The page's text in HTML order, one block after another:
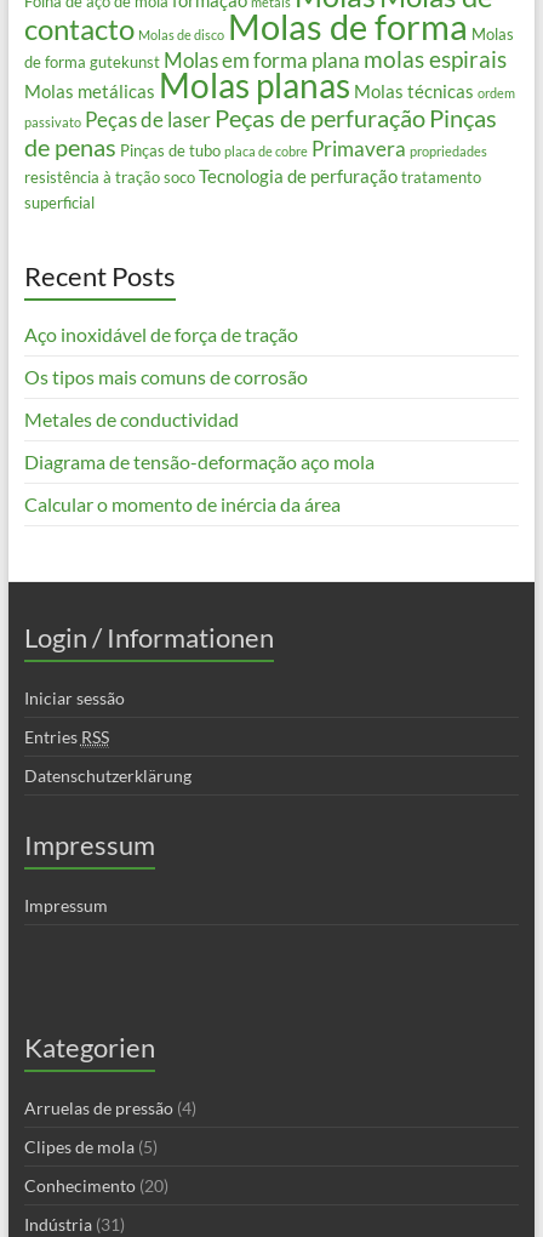
contacto Molas de disco Molas de forma Molas
de forma gutekunst Molas em forma plana molas espirais
Molas metálicas Molas planas Molas técnicas ordem
passivato Peças de laser Peças de perfuração Pinças
de penas Pinças de tubo placa de cobre Primavera propriedades
resistência à tração soco Tecnologia de perfuração tratamento
superficial
Recent Posts
Aço inoxidável de força de tração
Os tipos mais comuns de corrosão
Metales de conductividad
Diagrama de tensão-deformação aço mola
Calcular o momento de inércia da área
Login / Informationen
Iniciar sessão
Entries RSS
Datenschutzerklärung
Impressum
Impressum
Kategorien
Arruelas de pressão(4)
Clipes de mola(5)
Conhecimento(20)
Indústria(31)